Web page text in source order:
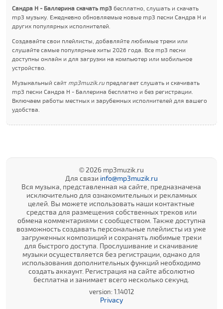
Сандра Н - Баллерина скачать mp3 бесплатно, слушать и скачать
mp3 музыку. Ежедневно обновляемые новые mp3 песни Сандра Н и
других популярных исполнителей.
Создавайте свои плейлисты, добавляйте любимые треки или
слушайте самые популярные хиты 2026 года. Все mp3 песни
доступны онлайн и для загрузки на компьютер или мобильное
устройство.
Музыкальный сайт mp3muzik.ruпредлагает слушать и скачивать
mp3 песни Сандра Н - Баллерина бесплатно и без регистрации.
Включаем работы местных и зарубежных исполнителей для вашего
удобства.
© 2026 mp3muzik.ru
Для связи info@mp3muzik.ru
Вся музыка, представленная на сайте, предназначена
исключительно для ознакомительных и рекламных
целей. Вы можете использовать наши контактные
средства для размещения собственных треков или
обмена комментариями с сообществом. Также доступна
возможность создавать персональные плейлисты из уже
загруженных композиций и сохранять любимые треки
для быстрого доступа. Прослушивание и скачивание
музыки осуществляется без регистрации, однако для
использования дополнительных функций необходимо
создать аккаунт. Регистрация на сайте абсолютно
бесплатна и занимает всего несколько секунд.
version: 1.14012
Privacy